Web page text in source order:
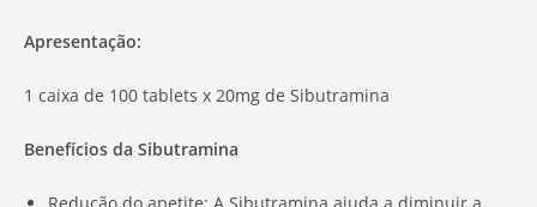
Apresentação:
1 caixa de 100 tablets x 20mg de Sibutramina
Benefícios da Sibutramina